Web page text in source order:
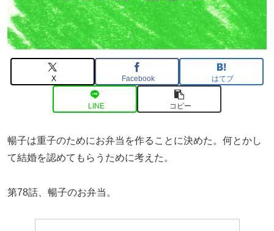
X Facebook はてブ
LINE コピー
暢子は重子のためにお弁当を作ることに決めた。何とかし
て結婚を認めてもらうために考えた。
第78話、暢子のお弁当。